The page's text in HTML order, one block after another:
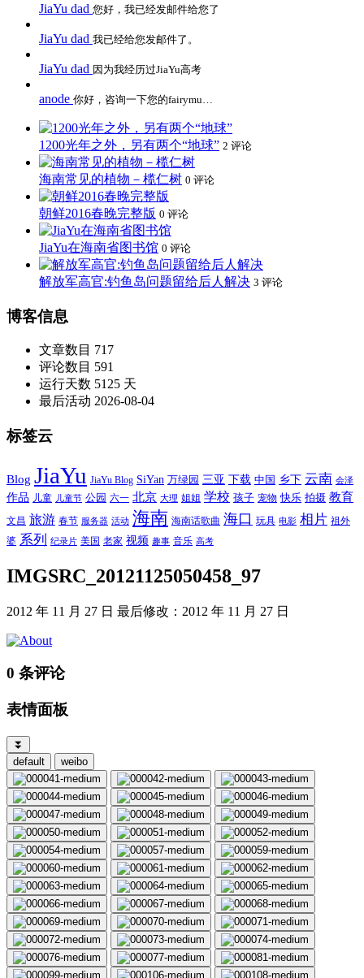
JiaYu dad 您好，我已经发邮件给您了
JiaYu dad 我已经给您发邮件了。
JiaYu dad 因为我经历过JiaYu高考
anode 你好，咨询一下您的fairymu…
1200光年之外，另有两个“地球” 2 评论
海南常见的植物－榄仁树 0 评论
朝鲜2016春晚完整版 0 评论
JiaYu在海南省图书馆 0 评论
解放军高官:钓鱼岛问题留给后人解决 3 评论
博客信息
文章数目 717
评论数目 591
运行天数 5125 天
最后活动 2026-08-04
标签云
Blog JiaYu JiaYu Blog SiYan 万绿园 三亚 下载 中国 乡下 云南 会泽
作品 儿童 儿童节 公园 六一 北京 大理 姐姐 学校 孩子 宠物 快乐 拍摄 教育
文昌 旅游 春节 服务器 活动 海南 海南话歌曲 海口 玩具 电影 相片 祖外
婆 系列 纪录片 美国 老家 视频 趣事 音乐 高考
IMGSRC_20121125050458_97
2012 年 11 月 27 日 最后修改：2012 年 11 月 27 日
0 条评论
表情面板
⏬
default
weibo